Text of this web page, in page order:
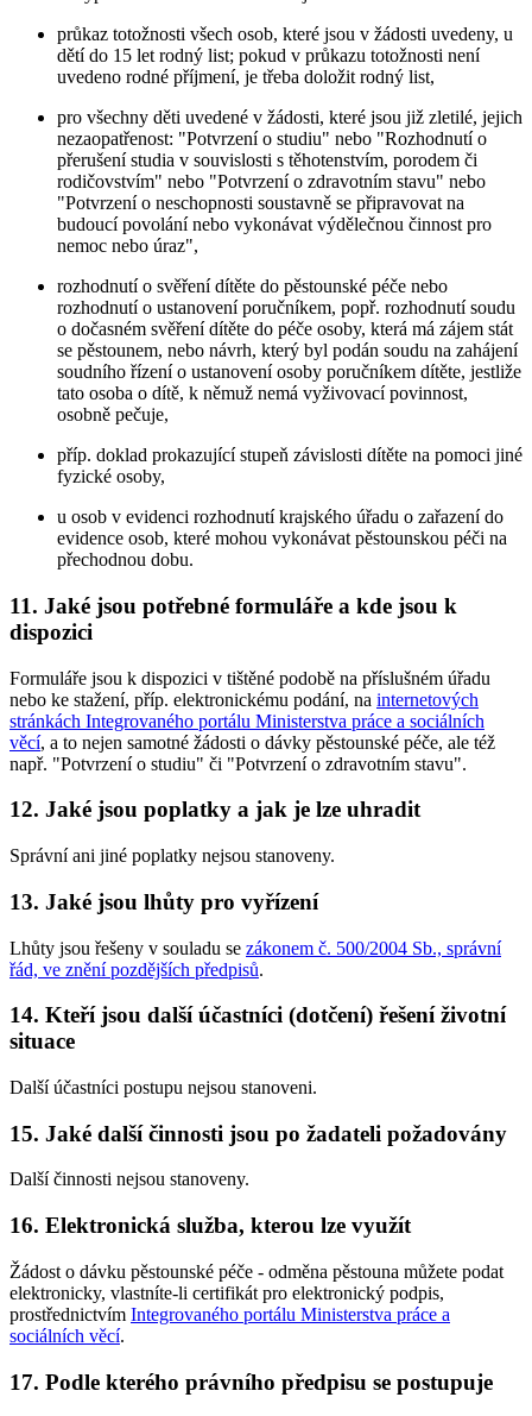
průkaz totožnosti všech osob, které jsou v žádosti uvedeny, u
dětí do 15 let rodný list; pokud v průkazu totožnosti není
uvedeno rodné příjmení, je třeba doložit rodný list,
pro všechny děti uvedené v žádosti, které jsou již zletilé, jejich
nezaopatřenost: "Potvrzení o studiu" nebo "Rozhodnutí o
přerušení studia v souvislosti s těhotenstvím, porodem či
rodičovstvím" nebo "Potvrzení o zdravotním stavu" nebo
"Potvrzení o neschopnosti soustavně se připravovat na
budoucí povolání nebo vykonávat výdělečnou činnost pro
nemoc nebo úraz",
rozhodnutí o svěření dítěte do pěstounské péče nebo
rozhodnutí o ustanovení poručníkem, popř. rozhodnutí soudu
o dočasném svěření dítěte do péče osoby, která má zájem stát
se pěstounem, nebo návrh, který byl podán soudu na zahájení
soudního řízení o ustanovení osoby poručníkem dítěte, jestliže
tato osoba o dítě, k němuž nemá vyživovací povinnost,
osobně pečuje,
příp. doklad prokazující stupeň závislosti dítěte na pomoci jiné
fyzické osoby,
u osob v evidenci rozhodnutí krajského úřadu o zařazení do
evidence osob, které mohou vykonávat pěstounskou péči na
přechodnou dobu.
11. Jaké jsou potřebné formuláře a kde jsou k
dispozici
Formuláře jsou k dispozici v tištěné podobě na příslušném úřadu
nebo ke stažení, příp. elektronickému podání, na internetových
stránkách Integrovaného portálu Ministerstva práce a sociálních
věcí, a to nejen samotné žádosti o dávky pěstounské péče, ale též
např. "Potvrzení o studiu" či "Potvrzení o zdravotním stavu".
12. Jaké jsou poplatky a jak je lze uhradit
Správní ani jiné poplatky nejsou stanoveny.
13. Jaké jsou lhůty pro vyřízení
Lhůty jsou řešeny v souladu se zákonem č. 500/2004 Sb., správní
řád, ve znění pozdějších předpisů.
14. Kteří jsou další účastníci (dotčení) řešení životní
situace
Další účastníci postupu nejsou stanoveni.
15. Jaké další činnosti jsou po žadateli požadovány
Další činnosti nejsou stanoveny.
16. Elektronická služba, kterou lze využít
Žádost o dávku pěstounské péče - odměna pěstouna můžete podat
elektronicky, vlastníte-li certifikát pro elektronický podpis,
prostřednictvím Integrovaného portálu Ministerstva práce a
sociálních věcí.
17. Podle kterého právního předpisu se postupuje